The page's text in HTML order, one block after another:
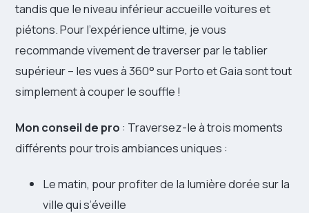
tandis que le niveau inférieur accueille voitures et
piétons. Pour l’expérience ultime, je vous
recommande vivement de traverser par le tablier
supérieur – les vues à 360° sur Porto et Gaia sont tout
simplement à couper le souffle !
Mon conseil de pro : Traversez-le à trois moments
différents pour trois ambiances uniques :
Le matin, pour profiter de la lumière dorée sur la
ville qui s’éveille